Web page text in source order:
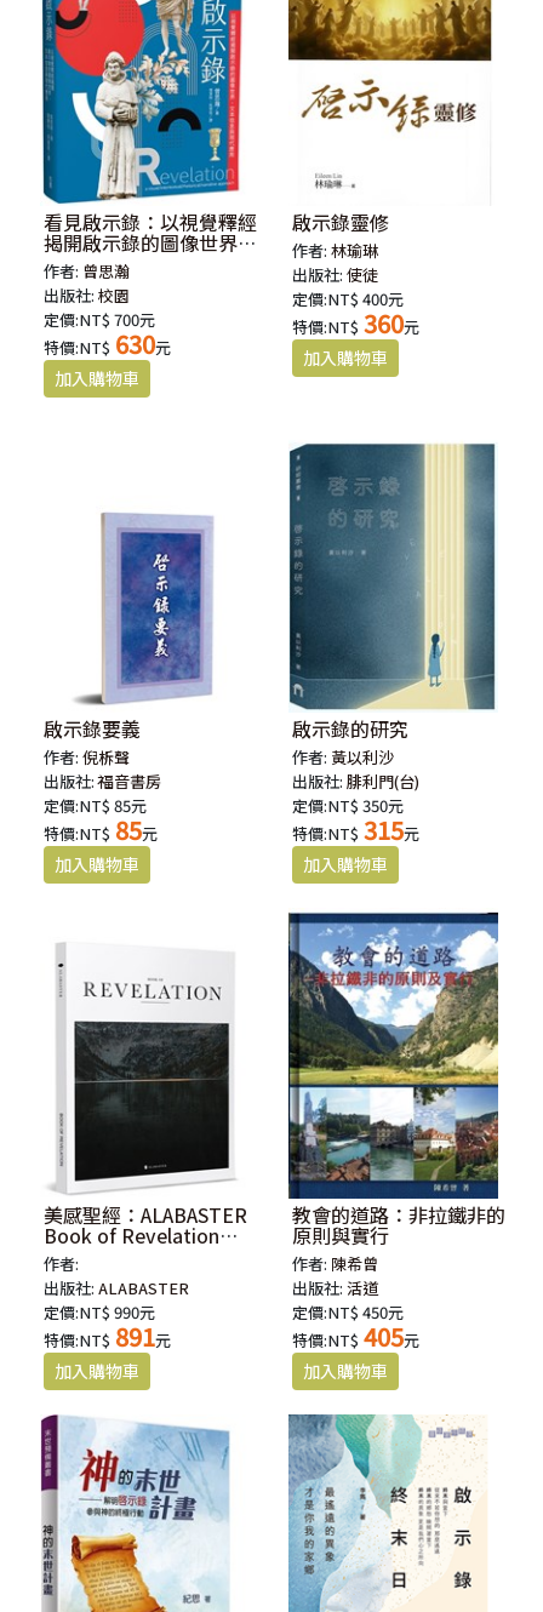
看見啟示錄：以視覺釋經
揭開啟示錄的圖像世界、
文本信息與現代應用
作者: 曾思瀚
出版社:校園
定價:NT$ 700元
特價:NT$ 630元
啟示錄靈修
作者:林瑜琳
出版社:使徒
定價:NT$ 400元
特價:NT$ 360元
啟示錄要義
作者:倪柝聲
出版社:福音書房
定價:NT$ 85元
特價:NT$ 85元
啟示錄的研究
作者: 黃以利沙
出版社:腓利門(台)
定價:NT$ 350元
特價:NT$ 315元
美感聖經：ALABASTER
Book of Revelation
(NLT)
作者:
出版社:ALABASTER
定價:NT$ 990元
特價:NT$ 891元
教會的道路：非拉鐵非的
原則與實行
作者: 陳希曾
出版社:活道
定價:NT$ 450元
特價:NT$ 405元